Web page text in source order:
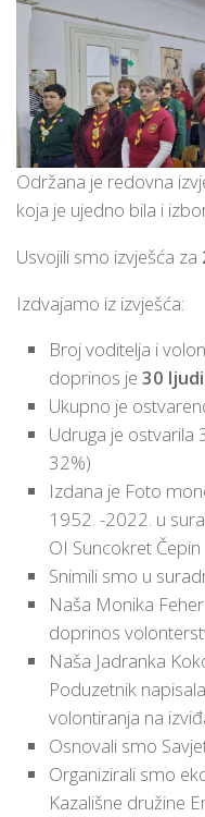
Održana je redovna
koja je ujedno bila i
Usvojili smo izvješća za
Izdvajamo iz izvješća:
Broj voditelja i
doprinos je 30
Ukupno je
Udruga je
32%)
Izdana je Foto
1952. -2022. u
OI Suncokret Čepin
Snimili smo u
Naša Monika
doprinos
Naša Jadranka
Poduzetnik
volontiranja na
Osnovali smo
Organizirali smo
Kazališne družine